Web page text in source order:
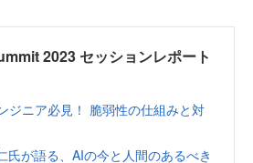
2023 セッションレポート
ジニア必見！ 脆弱性の仕組みと対
氏が語る、AIの今と人間のあるべき